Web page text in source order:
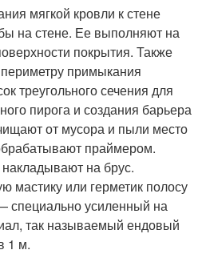
мягкой кровли к стене
на стене. Ее выполняют на
покрытия. Также
примыкания
треугольного сечения для
пирога и создания барьера
от мусора и пыли место
праймером.
на брус.
мастику или герметик полосу
специально усиленный на
так называемый ендовый
1 м.